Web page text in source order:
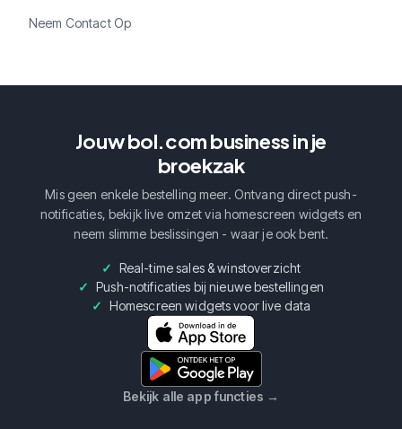
Neem Contact Op
Jouw bol.com business in je
broekzak
Mis geen enkele bestelling meer. Ontvang direct push-
notificaties, bekijk live omzet via homescreen widgets en
neem slimme beslissingen - waar je ook bent.
Real-time sales & winstoverzicht
Push-notificaties bij nieuwe bestellingen
Homescreen widgets voor live data
Bekijk alle app functies →